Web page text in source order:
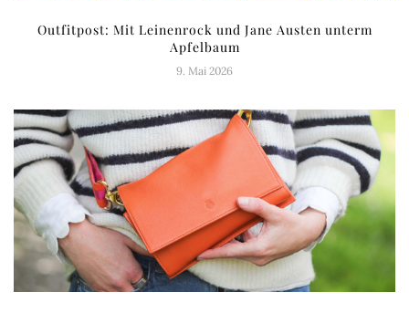
Outfitpost: Mit Leinenrock und Jane Austen unterm
Apfelbaum
9. Mai 2026